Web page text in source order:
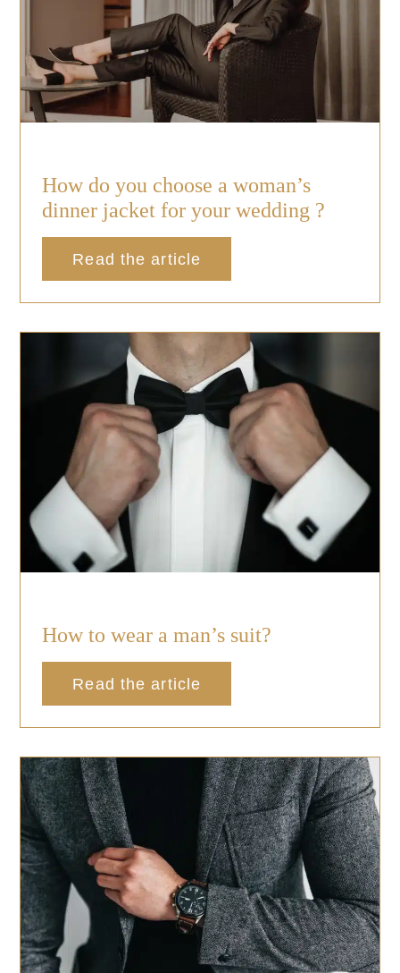
How do you choose a woman’s
dinner jacket for your wedding ?
Read the article
How to wear a man’s suit?
Read the article